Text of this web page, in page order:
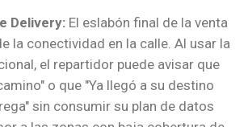
Delivery: El eslabón final de la venta
la conectividad en la calle. Al usar la
el repartidor puede avisar que
o que "Ya llegó a su destino
sin consumir su plan de datos